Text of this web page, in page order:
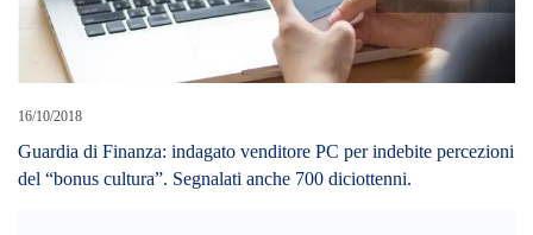
16/10/2018
Guardia di Finanza: indagato venditore PC per indebite percezioni
del “bonus cultura”. Segnalati anche 700 diciottenni.